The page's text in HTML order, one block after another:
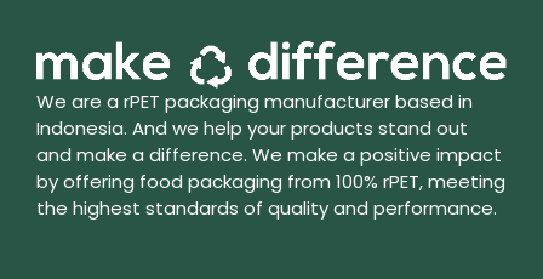
We are a rPET packaging manufacturer based in
Indonesia. And we help your products stand out
and make a difference. We make a positive impact
by offering food packaging from 100% rPET, meeting
the highest standards of quality and performance.